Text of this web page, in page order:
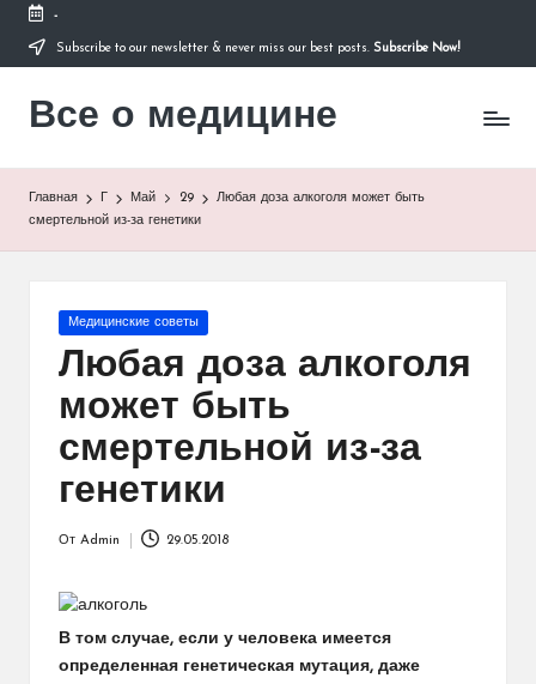
Перейти
содержимому
-
Subscribe to our newsletter & never miss our best posts. Subscribe Now!
Все о медицине
Лечитесь
Главная Г Май 29
Любая доза алкоголя может быть
смертельной из-за генетики
Опубликовано
Медицинские советы
Любая доза алкоголя
может быть
смертельной из-за
генетики
От Admin 29.05.2018
В том случае, если у человека имеется
определенная генетическая мутация, даже